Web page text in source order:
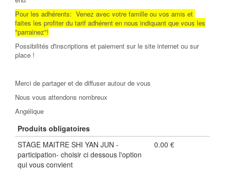
Pour les adhérents: Venez avec votre famille ou vos amis et
faites les profiter du tarif adhérent en nous indiquant que vous les
"parrainez"!
Possibilités d'inscriptions et paiement sur le site internet ou sur
place !
Merci de partager et de diffuser autour de vous
Nous vous attendons nombreux
Angélique
Produits obligatoires
STAGE MAITRE SHI YAN JUN -
participation- choisir ci dessous l'option
qui vous convient
0.00 €